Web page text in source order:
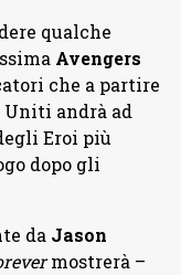
qualche
Avengers
che a partire
andrà ad
Eroi più
dopo gli
da Jason
mostrerà –